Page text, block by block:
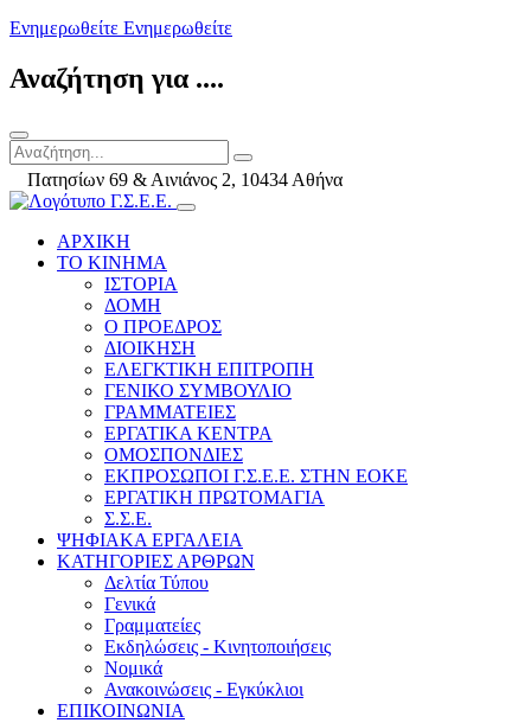
Ενημερωθείτε Ενημερωθείτε
Αναζήτηση για ....
Πατησίων 69 & Αινιάνος 2, 10434 Αθήνα
ΑΡΧΙΚΗ
ΤΟ ΚΙΝΗΜΑ
ΙΣΤΟΡΙΑ
ΔΟΜΗ
Ο ΠΡΟΕΔΡΟΣ
ΔΙΟΙΚΗΣΗ
ΕΛΕΓΚΤΙΚΗ ΕΠΙΤΡΟΠΗ
ΓΕΝΙΚΟ ΣΥΜΒΟΥΛΙΟ
ΓΡΑΜΜΑΤΕΙΕΣ
ΕΡΓΑΤΙΚΑ ΚΕΝΤΡΑ
ΟΜΟΣΠΟΝΔΙΕΣ
ΕΚΠΡΟΣΩΠΟΙ Γ.Σ.Ε.Ε. ΣΤΗΝ ΕΟΚΕ
ΕΡΓΑΤΙΚΗ ΠΡΩΤΟΜΑΓΙΑ
Σ.Σ.Ε.
ΨΗΦΙΑΚΑ ΕΡΓΑΛΕΙΑ
ΚΑΤΗΓΟΡΙΕΣ ΑΡΘΡΩΝ
Δελτία Τύπου
Γενικά
Γραμματείες
Εκδηλώσεις - Κινητοποιήσεις
Νομικά
Ανακοινώσεις - Εγκύκλιοι
ΕΠΙΚΟΙΝΩΝΙΑ